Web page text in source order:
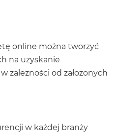
online można tworzyć
na uzyskanie
zależności od założonych
w każdej branży